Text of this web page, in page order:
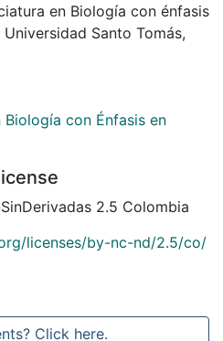
en Biología con énfasis
Santo Tomás,
con Énfasis en
2.5 Colombia
licenses/by-nc-nd/2.5/co/
Click here.